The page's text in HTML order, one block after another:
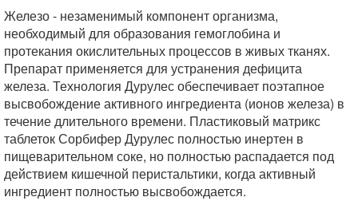
Железо - незаменимый компонент организма,
необходимый для образования гемоглобина и
протекания окислительных процессов в живых тканях.
Препарат применяется для устранения дефицита
железа. Технология Дурулес обеспечивает поэтапное
высвобождение активного ингредиента (ионов железа) в
течение длительного времени. Пластиковый матрикс
таблеток Сорбифер Дурулес полностью инертен в
пищеварительном соке, но полностью распадается под
действием кишечной перистальтики, когда активный
ингредиент полностью высвобождается.